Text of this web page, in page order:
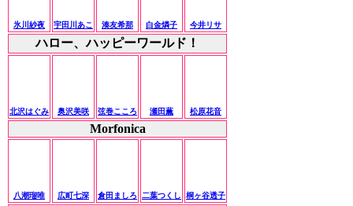
氷川紗夜 宇田川あこ 湊友希那 白金燐子 今井リサ
ハロー、ハッピーワールド！
北沢はぐみ 奥沢美咲 弦巻こころ 瀬田薫 松原花音
Morfonica
八潮瑠唯 広町七深 倉田ましろ 二葉つくし 桐ヶ谷透子